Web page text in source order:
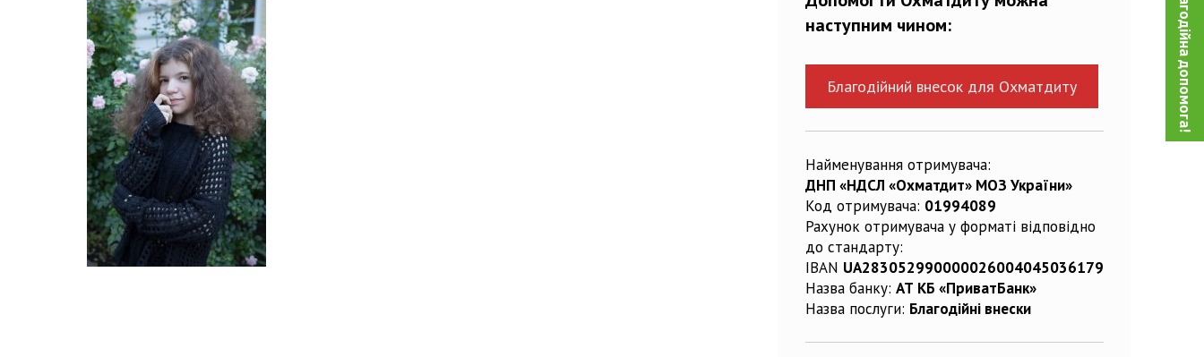
Благодійна допомога!
наступним чином:
Благодійний внесок для Охматдиту
Найменування отримувача:
ДНП «НДСЛ «Охматдит» МОЗ України»
Код отримувача: 01994089
Рахунок отримувача у форматі відповідно
до стандарту:
IBAN UA283052990000026004045036179
Назва банку: АТ КБ «ПриватБанк»
Назва послуги: Благодійні внески